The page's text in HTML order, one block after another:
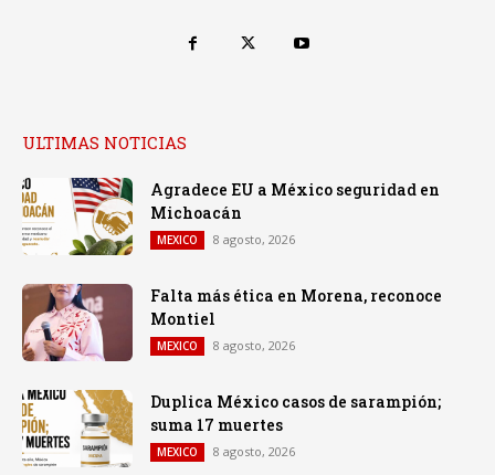
ULTIMAS NOTICIAS
Agradece EU a México seguridad en
Michoacán
MEXICO 8 agosto, 2026
Falta más ética en Morena, reconoce
Montiel
MEXICO 8 agosto, 2026
Duplica México casos de sarampión;
suma 17 muertes
MEXICO 8 agosto, 2026